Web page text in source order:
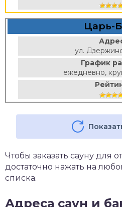
Царь-
ул.
График
ежедневно,
Чтобы заказать сауну для
достаточно нажать на
списка.
Адреса саун и